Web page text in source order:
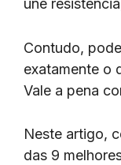
une
Contudo,
exatamente o
Vale a pena
Neste artigo,
das 9